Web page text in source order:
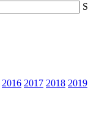
2016 2017 2018 2019